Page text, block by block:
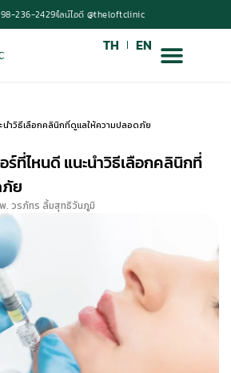
236-2429ไลน์ไอดี @theloftclinic
TH EN
นำวิธีเลือกคลินิกที่ดูแลให้ความปลอดภัย
ที่ไหนดี แนะนำวิธีเลือกคลินิกที่
ย
. วรภัทร ลิ้มสุทธิวันภูมิ